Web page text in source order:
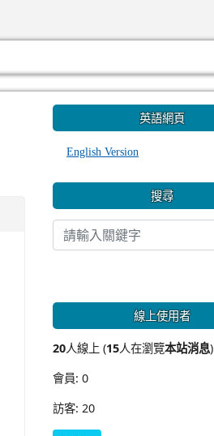
英語網頁
English Version
搜尋
線上使用者
20人線上 (15人在瀏覽本站消息)
會員: 0
訪客: 20